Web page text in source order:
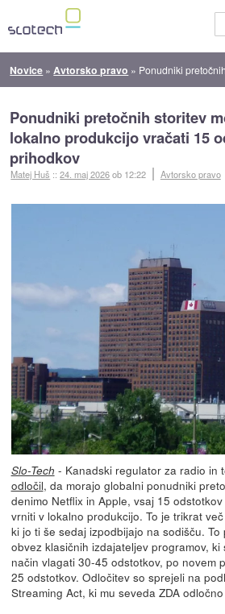
Novice » Avtorsko pravo » Ponudniki pretočnih storitev morajo v
Ponudniki pretočnih storitev
lokalno produkcijo vračati 15
prihodkov
Matej Huš ::24. maj 2026ob 12:22 Avtorsko pravo
Slo-Tech - Kanadski regulator za radio in
odločil, da morajo globalni ponudniki
denimo Netflix in Apple, vsaj 15
vrniti v lokalno produkcijo. To je trikrat
ki jo ti še sedaj izpodbijajo na sodišču.
obvez klasičnih izdajateljev programov,
način vlagati 30-45 odstotkov, po novem
25 odstotkov. Odločitev so sprejeli na
Streaming Act, ki mu seveda ZDA